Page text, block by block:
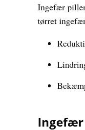
Ingefær
tørret